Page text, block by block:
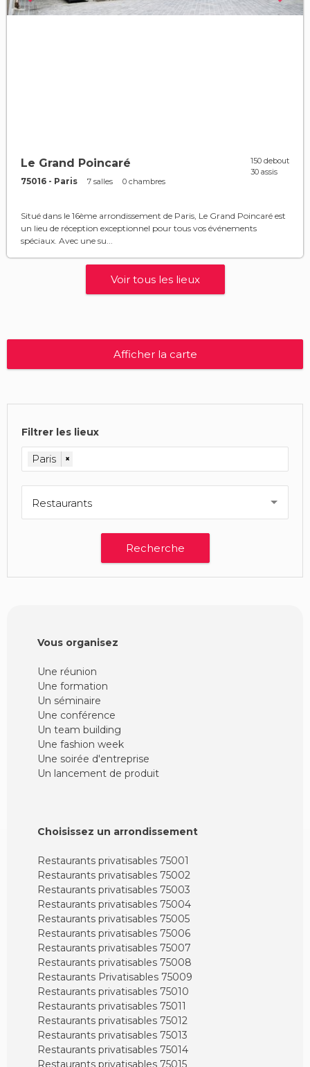
Le Grand Poincaré
75016 - Paris 7 salles 0 chambres
150 debout
30 assis
Situé dans le 16ème arrondissement de Paris, Le Grand Poincaré est
un lieu de réception exceptionnel pour tous vos événements
spéciaux. Avec une su...
Voir tous les lieux
Afficher la carte
Filtrer les lieux
Paris ×
Restaurants
Vous organisez
Une réunion
Une formation
Un séminaire
Une conférence
Un team building
Une fashion week
Une soirée d'entreprise
Un lancement de produit
Choisissez un arrondissement
Restaurants privatisables 75001
Restaurants privatisables 75002
Restaurants privatisables 75003
Restaurants privatisables 75004
Restaurants privatisables 75005
Restaurants privatisables 75006
Restaurants privatisables 75007
Restaurants privatisables 75008
Restaurants Privatisables 75009
Restaurants privatisables 75010
Restaurants privatisables 75011
Restaurants privatisables 75012
Restaurants privatisables 75013
Restaurants privatisables 75014
Restaurants privatisables 75015